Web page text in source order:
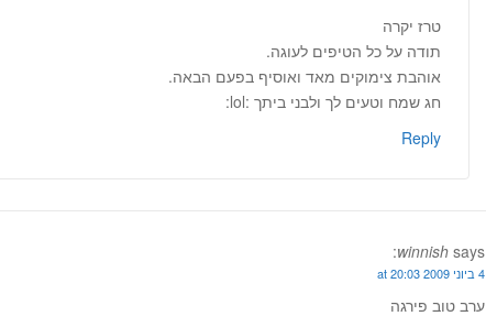
טרז יקרה
תודה על כל הטיפים לעוגה.
אוהבת צימוקים מאד ואוסיף בפעם הבאה.
חג שמח וטעים לך ולבני ביתך :lol:
Reply
winnish says:
4 ביוני 2009 at 20:03
ערב טוב פירגה